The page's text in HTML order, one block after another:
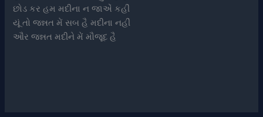
છોડ કર હમ મદીના ન જાએં કહીં
યૂં તો જન્નત મેં સબ હૈ મદીના નહીં
ઔર જન્નત મદીને મેં મૌજૂદ હૈ